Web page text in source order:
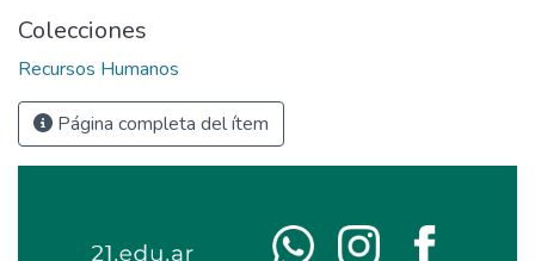
Colecciones
Recursos Humanos
Página completa del ítem